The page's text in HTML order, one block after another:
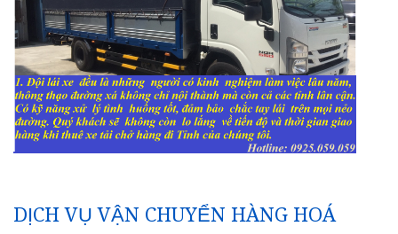
DỊCH VỤ VẬN CHUYỂN HÀNG HOÁ